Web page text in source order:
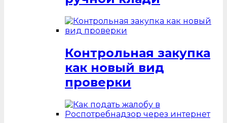
Контрольная закупка
как новый вид
проверки